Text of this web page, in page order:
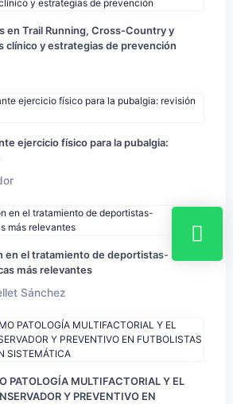
en Trail Running, Cross-Country y
clínico y estrategias de prevención
ejercicio físico para la pubalgia:
en el tratamiento de deportistas-
más relevantes
Sánchez
PATOLOGÍA MULTIFACTORIAL Y EL
Y PREVENTIVO EN